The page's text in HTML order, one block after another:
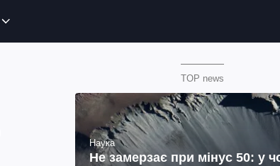
TOP news
Наука
Не замерзає при мінус 50: у